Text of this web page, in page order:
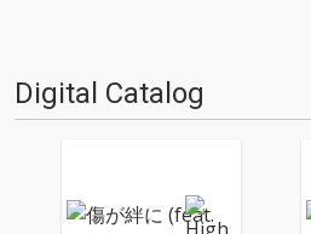
Digital Catalog